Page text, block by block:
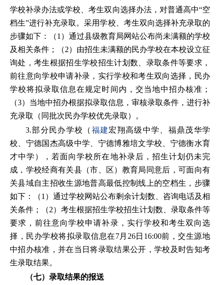
学校补录办法或学校、考生双向选择办法，对普通高中“空
档生”进行补充录取。采用学校、考生双向选择补充录取的
步骤如下：（1）通过县级教育局网站公布尚未满额的学校
及相关条件；（2）由招生未满额的民办学校在本校设立征
询处，考生根据招生学校招生计划数、录取条件等要求，
前往意向学校申请补录，实行学校和考生双向选择，民办
学校将拟录取信息在规定时间内，交当地中招办核准；
（3）当地中招办根据拟录取信息，审核录取条件，进行补
充录取（同批次民办学校优先录取）。
3.部分民办学校（ 福建宏翔高级中学、福鼎茂华学
校、宁德国杰高级中学、宁德博雅培文学校、宁德衡水育
才中学），若面向学校所在地补录后，招生计划仍未完
成，学校经商有关县（市、区）教育局同意后，可面向有
关县域自主招收生源地普高最低控制线上的空档生，步骤
如下：（1）通过学校网站公布剩余计划数、咨询电话及相
关条件；（2）考生根据招生学校招生计划数、录取条件等
要求，前往意向学校申请补录，实行学校和考生双向选
择，民办学校将拟录取信息在7月26日16:00前，交生源地
中招办核准，并在当日将录取结果公开，学校及时告知考
生录取结果。
（七）录取结果的报送